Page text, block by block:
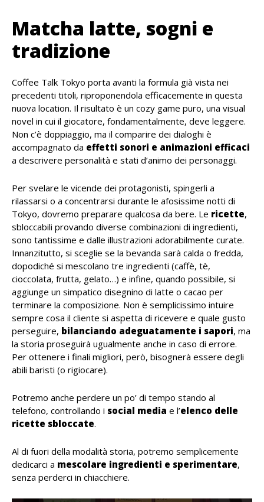
Matcha latte, sogni e
tradizione
Coffee Talk Tokyo porta avanti la formula già vista nei
precedenti titoli, riproponendola efficacemente in questa
nuova location. Il risultato è un cozy game puro, una visual
novel in cui il giocatore, fondamentalmente, deve leggere.
Non c’è doppiaggio, ma il comparire dei dialoghi è
accompagnato da effetti sonori e animazioni efficaci
a descrivere personalità e stati d’animo dei personaggi.
Per svelare le vicende dei protagonisti, spingerli a
rilassarsi o a concentrarsi durante le afosissime notti di
Tokyo, dovremo preparare qualcosa da bere. Le ricette,
sbloccabili provando diverse combinazioni di ingredienti,
sono tantissime e dalle illustrazioni adorabilmente curate.
Innanzitutto, si sceglie se la bevanda sarà calda o fredda,
dopodiché si mescolano tre ingredienti (caffè, tè,
cioccolata, frutta, gelato…) e infine, quando possibile, si
aggiunge un simpatico disegnino di latte o cacao per
terminare la composizione. Non è semplicissimo intuire
sempre cosa il cliente si aspetta di ricevere e quale gusto
perseguire, bilanciando adeguatamente i sapori, ma
la storia proseguirà ugualmente anche in caso di errore.
Per ottenere i finali migliori, però, bisognerà essere degli
abili baristi (o rigiocare).
Potremo anche perdere un po’ di tempo stando al
telefono, controllando i social media e l’elenco delle
ricette sbloccate.
Al di fuori della modalità storia, potremo semplicemente
dedicarci a mescolare ingredienti e sperimentare,
senza perderci in chiacchiere.